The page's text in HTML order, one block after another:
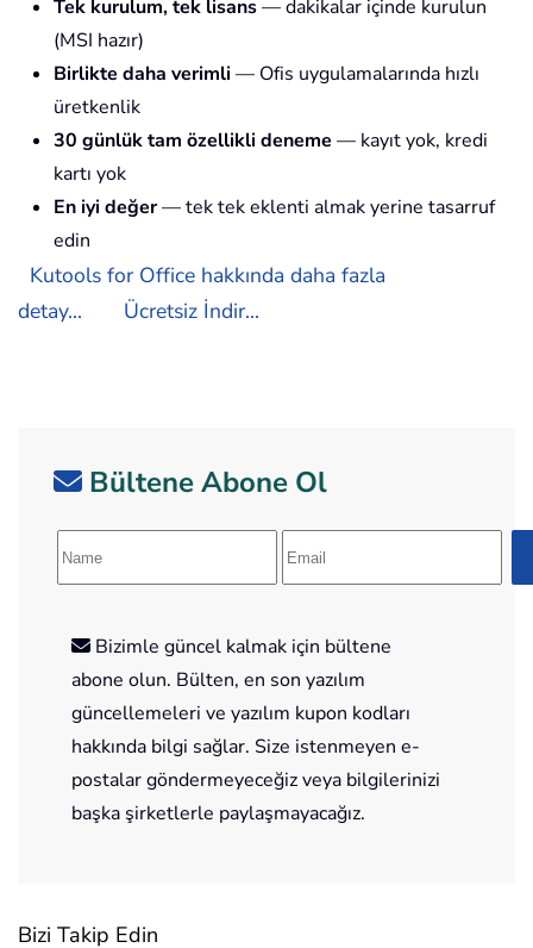
Tek kurulum, tek lisans— dakikalar içinde kurulun
(MSI hazır)
Birlikte daha verimli — Ofis uygulamalarında hızlı
üretkenlik
30 günlük tam özellikli deneme — kayıt yok, kredi
kartı yok
En iyi değer— tek tek eklenti almak yerine tasarruf
edin
Kutools for Office hakkında daha fazla
detay...
Ücretsiz İndir...
Bültene Abone Ol
Bizimle güncel kalmak için bültene
abone olun. Bülten, en son yazılım
güncellemeleri ve yazılım kupon kodları
hakkında bilgi sağlar. Size istenmeyen e-
postalar göndermeyeceğiz veya bilgilerinizi
başka şirketlerle paylaşmayacağız.
Bizi Takip Edin